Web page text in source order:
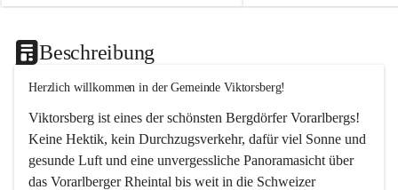
Beschreibung
Herzlich willkommen in der Gemeinde Viktorsberg!
Viktorsberg ist eines der schönsten Bergdörfer Vorarlbergs!
Keine Hektik, kein Durchzugsverkehr, dafür viel Sonne und
gesunde Luft und eine unvergessliche Panoramasicht über
das Vorarlberger Rheintal bis weit in die Schweizer